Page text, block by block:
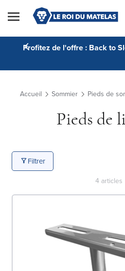
Skip to Content
Profitez de l'offre : Back to
Accueil Sommier Pieds de
Pieds de
Filtrer
4 articles